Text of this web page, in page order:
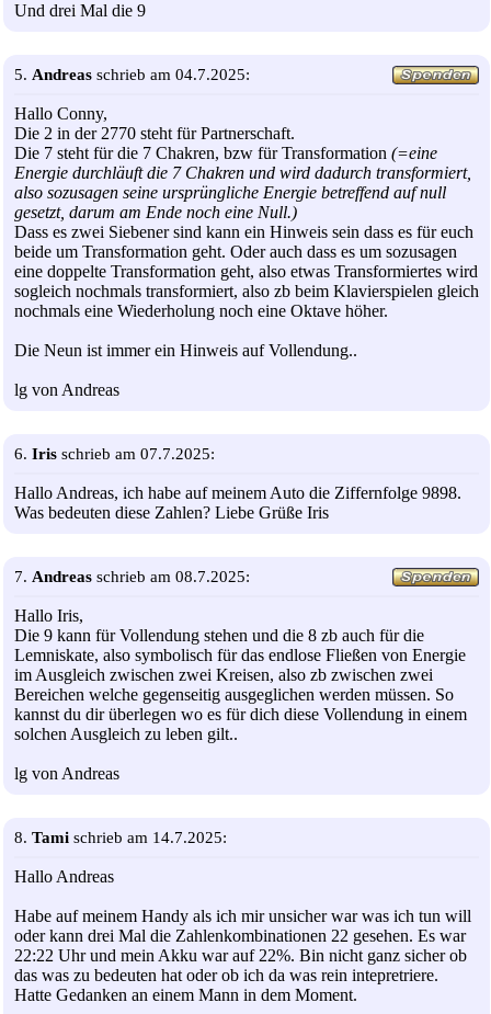
Und drei Mal die 9
5. Andreas schrieb am 04.7.2025:
Hallo Conny,
Die 2 in der 2770 steht für Partnerschaft.
Die 7 steht für die 7 Chakren, bzw für Transformation (=eine
Energie durchläuft die 7 Chakren und wird dadurch transformiert,
also sozusagen seine ursprüngliche Energie betreffend auf null
gesetzt, darum am Ende noch eine Null.)
Dass es zwei Siebener sind kann ein Hinweis sein dass es für euch
beide um Transformation geht. Oder auch dass es um sozusagen
eine doppelte Transformation geht, also etwas Transformiertes wird
sogleich nochmals transformiert, also zb beim Klavierspielen gleich
nochmals eine Wiederholung noch eine Oktave höher.
Die Neun ist immer ein Hinweis auf Vollendung..
lg von Andreas
6. Iris schrieb am 07.7.2025:
Hallo Andreas, ich habe auf meinem Auto die Ziffernfolge 9898.
Was bedeuten diese Zahlen? Liebe Grüße Iris
7. Andreas schrieb am 08.7.2025:
Hallo Iris,
Die 9 kann für Vollendung stehen und die 8 zb auch für die
Lemniskate, also symbolisch für das endlose Fließen von Energie
im Ausgleich zwischen zwei Kreisen, also zb zwischen zwei
Bereichen welche gegenseitig ausgeglichen werden müssen. So
kannst du dir überlegen wo es für dich diese Vollendung in einem
solchen Ausgleich zu leben gilt..
lg von Andreas
8. Tami schrieb am 14.7.2025:
Hallo Andreas
Habe auf meinem Handy als ich mir unsicher war was ich tun will
oder kann drei Mal die Zahlenkombinationen 22 gesehen. Es war
22:22 Uhr und mein Akku war auf 22%. Bin nicht ganz sicher ob
das was zu bedeuten hat oder ob ich da was rein intepretriere.
Hatte Gedanken an einem Mann in dem Moment.